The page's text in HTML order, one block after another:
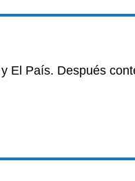
El País. Después